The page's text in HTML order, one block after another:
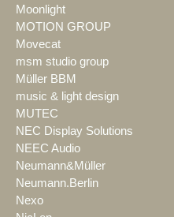
Moonlight
MOTION GROUP
Movecat
msm studio group
Müller BBM
music & light design
MUTEC
NEC Display Solutions
NEEC Audio
Neumann&Müller
Neumann.Berlin
Nexo